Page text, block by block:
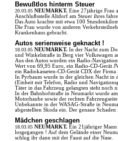
Bewußtlos hinterm Steuer
20.03.05 NEUMARKT. Eine 27jährige Frau
Anschlußsstelle Altdorf am Steuer ihres
Das Auto krachte mit etwa 100
Die Frau wurde von anderen
Krankenhaus gebracht.
Autos serienweise geknackt !
18.03.05 NEUMARKT. In der Nacht zum
und Winkelstraße in Berg vier Volkswagen
Aus den Autos wurden ein Radio-
Wert von 69,95 Euro, ein Radio-CD-Gerät
ein Radiokasseten-CD-Gerät CDX der
In Pyrbaum wurde in der gleichen Nacht in
(Einheit mit Telefon, Radio und
Täter in das Fahrzeug gelangten steht noch
In der Bahnhofstraße in Neumarkt wurde
Motorhaube sowie der rechten
Unbekannte in der WASAG-Straße in
abgestellten Skoda ein. Der genaue
Mädchen geschlagen
18.03.05 NEUMARKT. Ein 21jähriger Mann
losgegangen ! Auf dem Gelände einer
schlug ihr dann mit der Faust auf die Nase.